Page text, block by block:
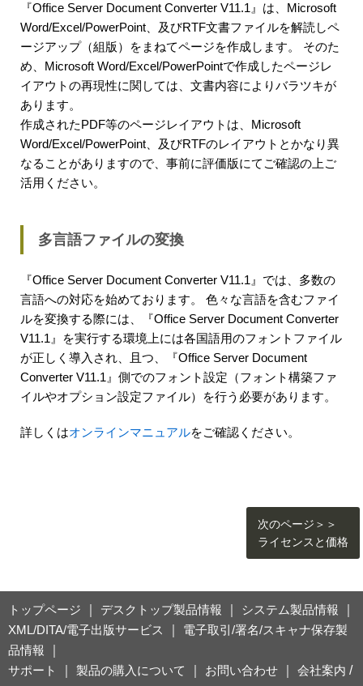
『Office Server Document Converter V11.1』は、Microsoft
Word/Excel/PowerPoint、及びRTF文書ファイルを解読しペ
ージアップ（組版）をまねてページを作成します。 そのた
め、Microsoft Word/Excel/PowerPointで作成したページレ
イアウトの再現性に関しては、文書内容によりバラツキが
あります。
作成されたPDF等のページレイアウトは、Microsoft
Word/Excel/PowerPoint、及びRTFのレイアウトとかなり異
なることがありますので、事前に評価版にてご確認の上ご
活用ください。
多言語ファイルの変換
『Office Server Document Converter V11.1』では、多数の
言語への対応を始めております。 色々な言語を含むファイ
ルを変換する際には、『Office Server Document Converter
V11.1』を実行する環境上には各国語用のフォントファイル
が正しく導入され、且つ、『Office Server Document
Converter V11.1』側でのフォント設定（フォント構築ファ
イルやオプション設定ファイル）を行う必要があります。
詳しくはオンラインマニュアルをご確認ください。
次のページ＞＞
ライセンスと価格
トップページ デスクトップ製品情報 システム製品情報
XML/DITA/電子出版サービス
電子取引/署名/スキャナ保存製
品情報
サポート
製品の購入について お問い合わせ 会社案内 /